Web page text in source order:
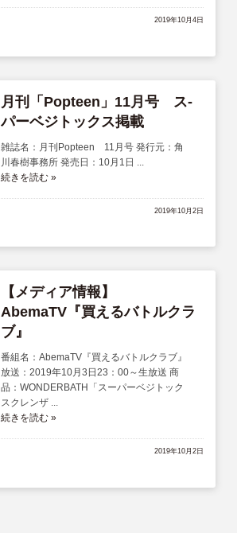
2019年10月4日
月刊「Popteen」11月号 ス-
パーベジトックス掲載
雑誌名：月刊Popteen 11月号 発行元：角
川春樹事務所 発売日：10月1日 ...
続きを読む »
2019年10月2日
【メディア情報】
AbemaTV『買えるバトルクラ
ブ』
番組名：AbemaTV『買えるバトルクラブ』
放送：2019年10月3日23：00～生放送 商
品：WONDERBATH「スーパーベジトック
スクレンザ ...
続きを読む »
2019年10月2日